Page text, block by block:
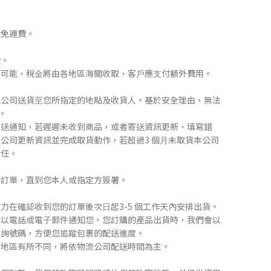
運費。
能，稅⾦將由各地區海關收取，客⼾應⽀付額外費⽤。
司送貨⾄您所指定的地點及收貨⼈。基於安全理由，無法
通知，若遲遲未收到商品，或者寄送資訊更新、填寫錯
更新資訊並完成取貨動作，若超過3 個⽉未取貨本公司
。
單，直到您本⼈或指定⽅簽署。
在確認收到您的訂單後次⽇起3-5 個⼯作天內安排出貨。
電話或電⼦郵件通知您。您訂購的產品出貨時，我們會以
號碼，⽅便您追蹤包裹的配送進度。
區有所不同，將依物流公司配送時間為主。